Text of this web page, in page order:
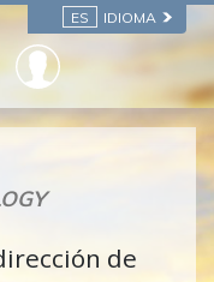
ES IDIOMA
de